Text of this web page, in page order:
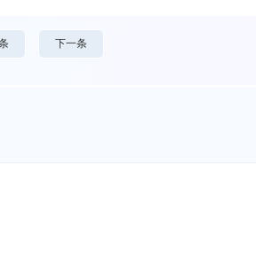
下一条